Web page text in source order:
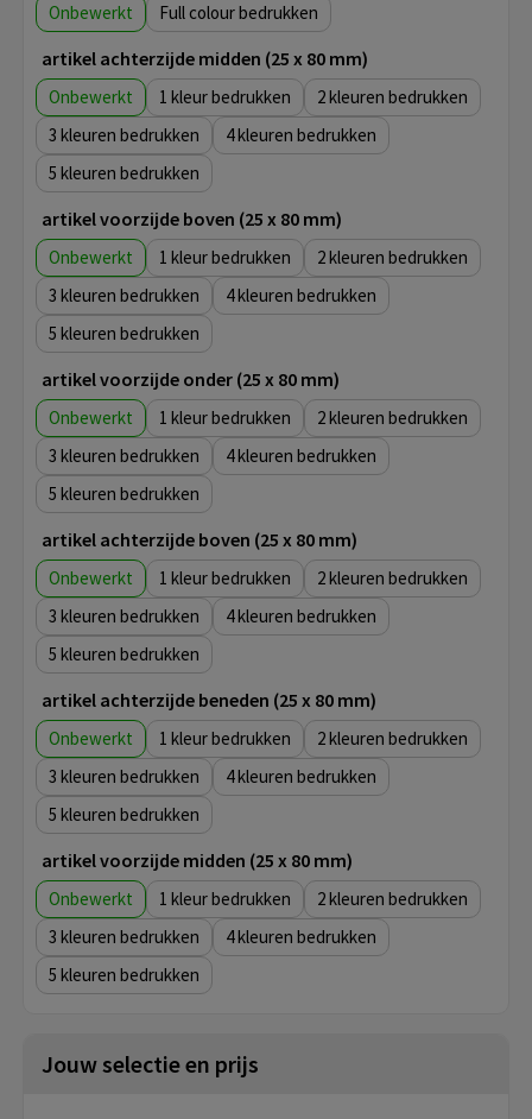
Onbewerkt Full colour
artikel achterzijde midden (25 x 80 mm)
Onbewerkt 1
2
3
4
5
artikel voorzijde boven (25 x 80 mm)
Onbewerkt 1
2
3
4
5
artikel voorzijde onder (25 x 80 mm)
Onbewerkt 1
2
3
4
5
artikel achterzijde boven (25 x 80 mm)
Onbewerkt 1
2
3
4
5
artikel achterzijde beneden (25 x 80 mm)
Onbewerkt 1
2
3
4
5
artikel voorzijde midden (25 x 80 mm)
Onbewerkt 1
2
3
4
5
Jouw selectie en prijs